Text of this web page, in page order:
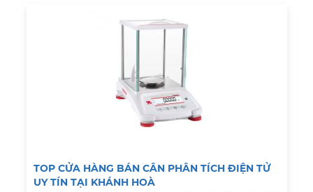
TOP CỬA HÀNG BÁN CÂN PHÂN TÍCH ĐIỆN TỬ
UY TÍN TẠI KHÁNH HOÀ